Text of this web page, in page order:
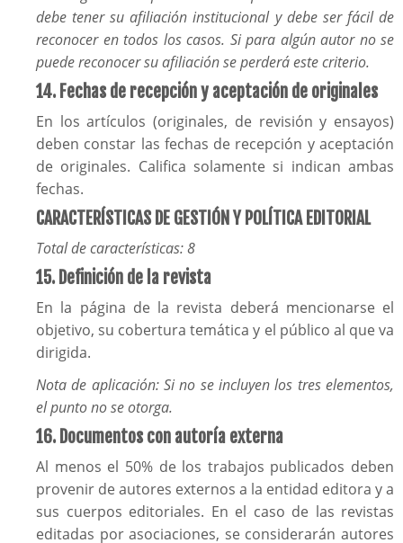
debe tener su afiliación institucional y debe ser fácil de
reconocer en todos los casos. Si para algún autor no se
puede reconocer su afiliación se perderá este criterio.
14. Fechas de recepción y aceptación de originales
En los artículos (originales, de revisión y ensayos)
deben constar las fechas de recepción y aceptación
de originales. Califica solamente si indican ambas
fechas.
CARACTERÍSTICAS DE GESTIÓN Y POLÍTICA EDITORIAL
Total de características: 8
15. Definición de la revista
En la página de la revista deberá mencionarse el
objetivo, su cobertura temática y el público al que va
dirigida.
Nota de aplicación: Si no se incluyen los tres elementos,
el punto no se otorga.
16. Documentos con autoría externa
Al menos el 50% de los trabajos publicados deben
provenir de autores externos a la entidad editora y a
sus cuerpos editoriales. En el caso de las revistas
editadas por asociaciones, se considerarán autores